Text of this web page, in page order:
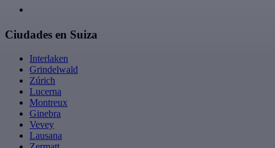
Ciudades en Suiza
Interlaken
Grindelwald
Zúrich
Lucerna
Montreux
Ginebra
Vevey
Lausana